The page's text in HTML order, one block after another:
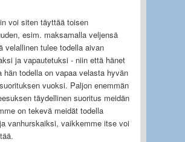
voi siten täyttää toisen
esim. maksamalla veljensä
velallinen tulee todella aivan
ja vapautetuksi - niin että hänet
hän todella on vapaa velasta hyvän
vuoksi. Paljon enemmän
täydellinen suoritus meidän
on tekevä meidät todella
vanhurskaiksi, vaikkemme itse voi